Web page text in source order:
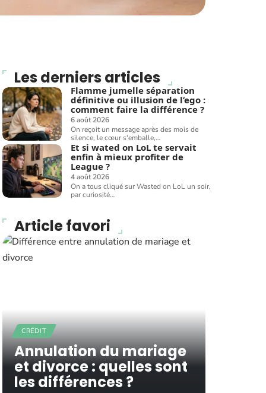
Les derniers articles
Flamme jumelle séparation
définitive ou illusion de l’ego :
comment faire la différence ?
6 août 2026
On reçoit un message après des mois de
silence, le cœur s'emballe,…
Et si wated on LoL te servait
enfin à mieux profiter de
League ?
4 août 2026
On a tous cliqué sur Wasted on LoL un soir,
par curiosité…
Article favori
CRÉDIT
Annulation du mariage
et divorce : quelles sont
les différences ?